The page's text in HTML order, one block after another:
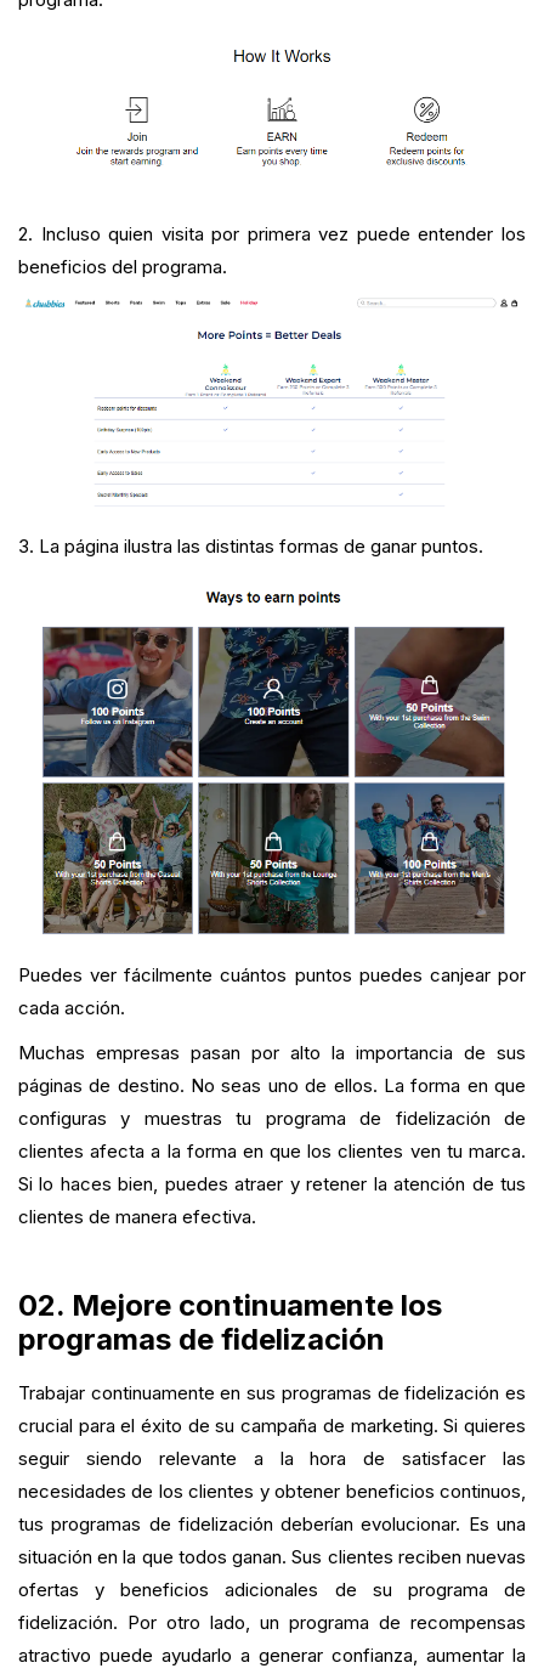
2. Incluso quien visita por primera vez puede entender los
beneficios del programa.
3. La página ilustra las distintas formas de ganar puntos.
Puedes ver fácilmente cuántos puntos puedes canjear por
cada acción.
Muchas empresas pasan por alto la importancia de sus
páginas de destino. No seas uno de ellos. La forma en que
configuras y muestras tu programa de fidelización de
clientes afecta a la forma en que los clientes ven tu marca.
Si lo haces bien, puedes atraer y retener la atención de tus
clientes de manera efectiva.
02. Mejore continuamente los
programas de fidelización
Trabajar continuamente en sus programas de fidelización es
crucial para el éxito de su campaña de marketing. Si quieres
seguir siendo relevante a la hora de satisfacer las
necesidades de los clientes y obtener beneficios continuos,
tus programas de fidelización deberían evolucionar. Es una
situación en la que todos ganan. Sus clientes reciben nuevas
ofertas y beneficios adicionales de su programa de
fidelización. Por otro lado, un programa de recompensas
atractivo puede ayudarlo a generar confianza, aumentar la